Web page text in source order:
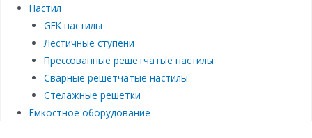
Настил
GFK настилы
Лестичные ступени
Прессованные решетчатые настилы
Сварные решетчатые настилы
Стелажные решетки
Емкостное оборудование